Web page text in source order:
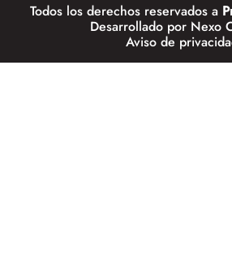
Todos los derechos reservados a
Desarrollado por Nexo
Aviso de